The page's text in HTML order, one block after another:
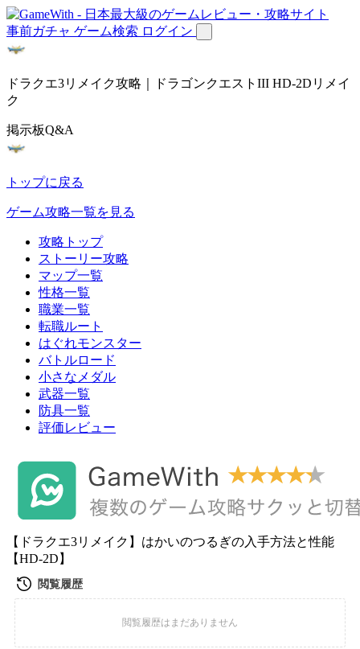
事前ガチャ ゲーム検索 ログイン
ドラクエ3リメイク攻略｜ドラゴンクエストIII HD-2Dリメイ
ク
掲示板Q&A
トップに戻る
ゲーム攻略一覧を見る
攻略トップ
ストーリー攻略
マップ一覧
性格一覧
職業一覧
転職ルート
はぐれモンスター
バトルロード
小さなメダル
武器一覧
防具一覧
評価レビュー
【ドラクエ3リメイク】はかいのつるぎの入手方法と性能
【HD-2D】